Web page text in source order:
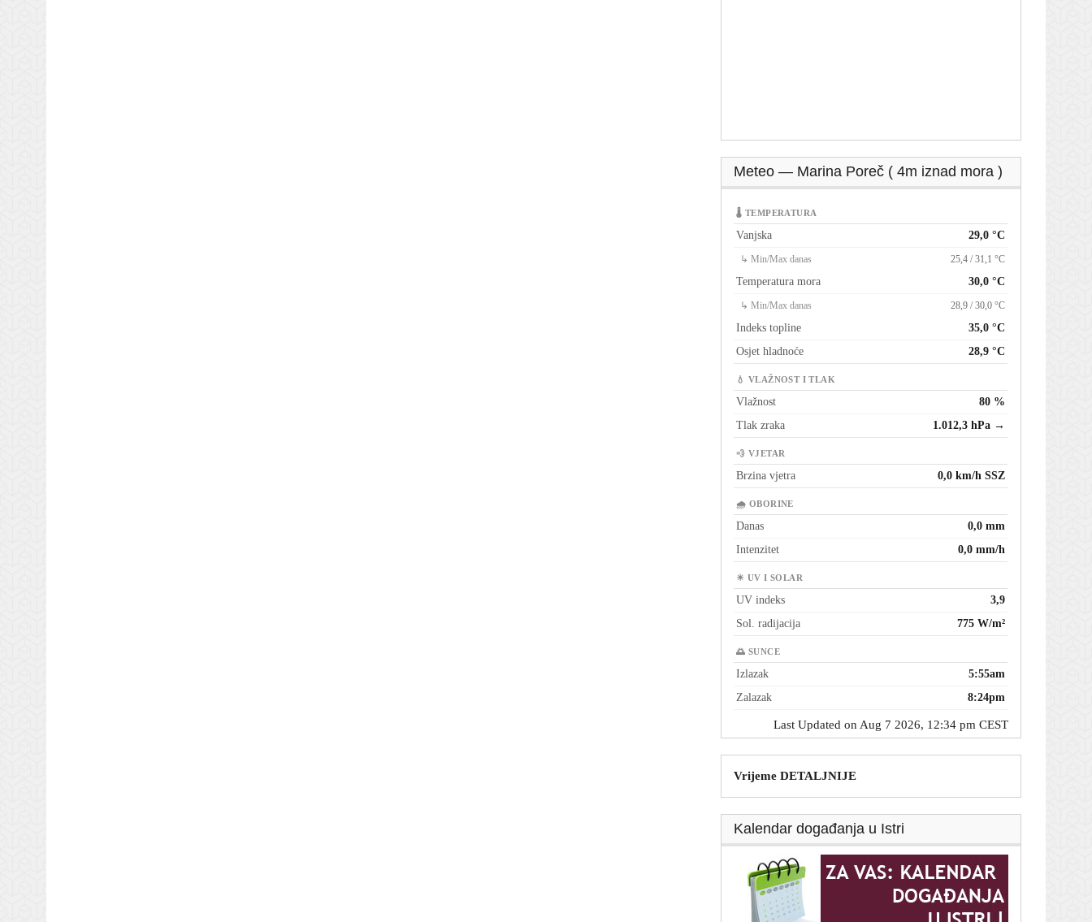
Meteo — Marina Poreč ( 4m iznad mora )
🌡 TEMPERATURA
Vanjska 29,0 °C
↳ Min/Max danas 25,4 / 31,1 °C
Temperatura mora 30,0 °C
↳ Min/Max danas 28,9 / 30,0 °C
Indeks topline
35,0 °C
Osjet hladnoće
28,9 °C
💧 VLAŽNOST I TLAK
Vlažnost
80 %
Tlak zraka
1.012,3 hPa →
💨 VJETAR
Brzina vjetra 0,0 km/h SSZ
🌧 OBORINE
Danas
0,0 mm
Intenzitet
0,0 mm/h
☀ UV I SOLAR
UV indeks
3,9
Sol. radijacija
775 W/m²
🌅 SUNCE
Izlazak
5:55am
Zalazak
8:24pm
Last Updated on Aug 7 2026, 12:34 pm CEST
Vrijeme DETALJNIJE
Kalendar događanja u Istri